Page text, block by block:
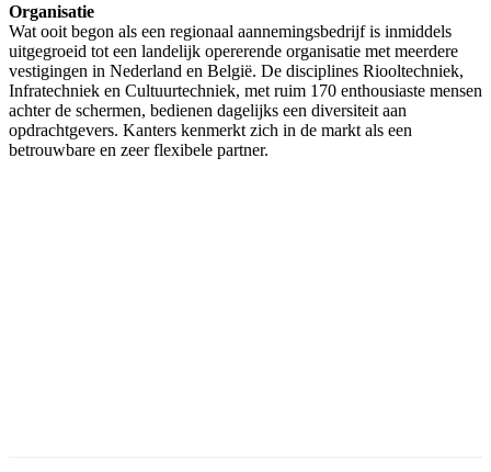
Organisatie
Wat ooit begon als een regionaal aannemingsbedrijf is inmiddels
uitgegroeid tot een landelijk opererende organisatie met meerdere
vestigingen in Nederland en België. De disciplines Riooltechniek,
Infratechniek en Cultuurtechniek, met ruim 170 enthousiaste mensen
achter de schermen, bedienen dagelijks een diversiteit aan
opdrachtgevers. Kanters kenmerkt zich in de markt als een
betrouwbare en zeer flexibele partner.